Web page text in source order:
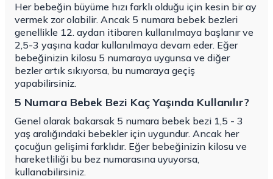
Her bebeğin büyüme hızı farklı olduğu için kesin bir ay
vermek zor olabilir. Ancak 5 numara bebek bezleri
genellikle 12. aydan itibaren kullanılmaya başlanır ve
2,5-3 yaşına kadar kullanılmaya devam eder. Eğer
bebeğinizin kilosu 5 numaraya uygunsa ve diğer
bezler artık sıkıyorsa, bu numaraya geçiş
yapabilirsiniz.
5 Numara Bebek Bezi Kaç Yaşında Kullanılır?
Genel olarak bakarsak 5 numara bebek bezi 1,5 - 3
yaş aralığındaki bebekler için uygundur. Ancak her
çocuğun gelişimi farklıdır. Eğer bebeğinizin kilosu ve
hareketliliği bu bez numarasına uyuyorsa,
kullanabilirsiniz.